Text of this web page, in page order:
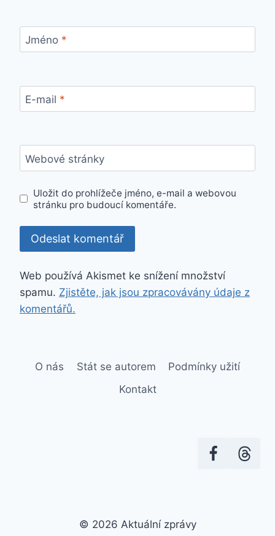
Jméno *
E-mail *
Webové stránky
Uložit do prohlížeče jméno, e-mail a webovou
stránku pro budoucí komentáře.
Web používá Akismet ke snížení množství
spamu. Zjistěte, jak jsou zpracovávány údaje z
komentářů.
O nás Stát se autorem
Podmínky užití
Kontakt
© 2026 Aktuální zprávy